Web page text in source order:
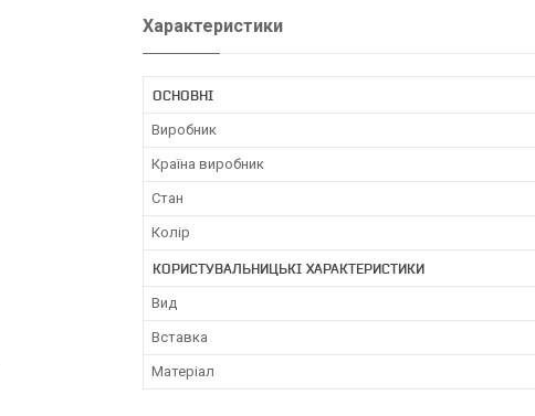
Характеристики
ОСНОВНІ
Виробник
Країна виробник
Стан
Колір
КОРИСТУВАЛЬНИЦЬКІ ХАРАКТЕРИСТИКИ
Вид
Вставка
Матеріал